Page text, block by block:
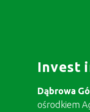
Invest
Dąbrowa
ośrodkiem